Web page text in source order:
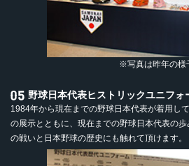
※写真は昨年の様
野球日本代表ヒストリックユニフォ
1984年から現在までの野球日本代表が着用し
の展示とともに、現在までの野球日本代表の
の戦いと日本野球の歴史にも触れて頂けます。